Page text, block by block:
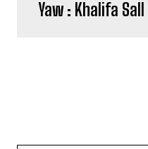
Yaw : Khalifa